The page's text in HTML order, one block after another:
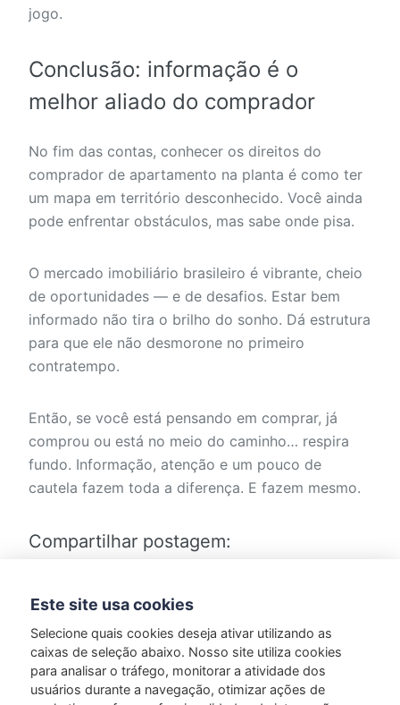
jogo.
Conclusão: informação é o
melhor aliado do comprador
No fim das contas, conhecer os direitos do
comprador de apartamento na planta é como ter
um mapa em território desconhecido. Você ainda
pode enfrentar obstáculos, mas sabe onde pisa.
O mercado imobiliário brasileiro é vibrante, cheio
de oportunidades — e de desafios. Estar bem
informado não tira o brilho do sonho. Dá estrutura
para que ele não desmorone no primeiro
contratempo.
Então, se você está pensando em comprar, já
comprou ou está no meio do caminho… respira
fundo. Informação, atenção e um pouco de
cautela fazem toda a diferença. E fazem mesmo.
Compartilhar postagem:
Marcado em: Notícia
Este site usa cookies
Selecione quais cookies deseja ativar utilizando as
caixas de seleção abaixo. Nosso site utiliza cookies
para analisar o tráfego, monitorar a atividade dos
usuários durante a navegação, otimizar ações de